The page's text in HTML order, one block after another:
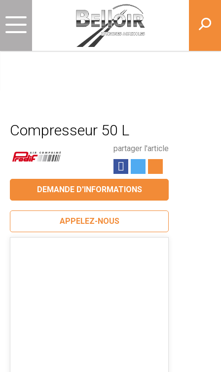
Compresseur 50 L
partager l'article
DEMANDE D'INFORMATIONS
APPELEZ-NOUS